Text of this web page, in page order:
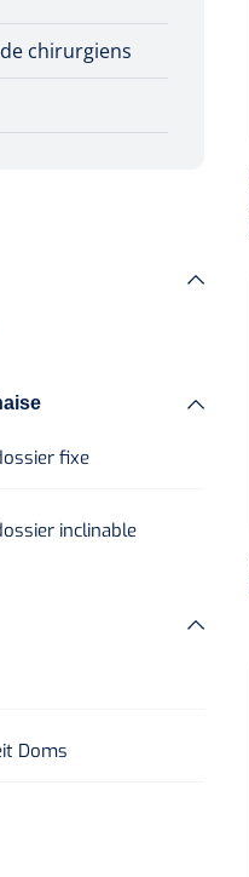
patients
chirurgiens
fixe
inclinable
Doms